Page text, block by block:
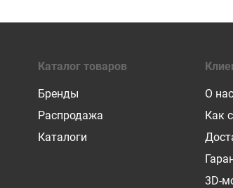
Каталог товаров
Бренды
Распродажа
Каталоги
О нас
Как
3D-